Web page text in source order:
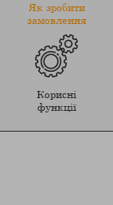
Як зробити
замовлення
Корисні
функції